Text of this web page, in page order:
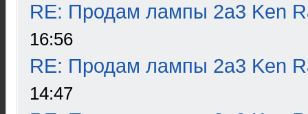
RE: Продам лампы 2а3 Ken
16:56
RE: Продам лампы 2а3 Ken
14:47